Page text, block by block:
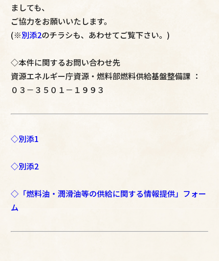
ましても、
ご協力をお願いいたします。
(※別添2のチラシも、あわせてご覧下さい。)
◇本件に関するお問い合わせ先
資源エネルギー庁資源・燃料部燃料供給基盤整備課 ：
０３－３５０１－１９９３
◇別添1
◇別添2
◇「燃料油・潤滑油等の供給に関する情報提供」フォー
ム